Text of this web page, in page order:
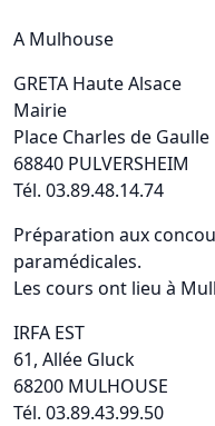
A Mulhouse
GRETA Haute Alsace
Mairie
Place Charles de Gaulle
68840 PULVERSHEIM
Tél. 03.89.48.14.74
Préparation aux
paramédicales.
Les cours ont lieu à
IRFA EST
61, Allée Gluck
68200 MULHOUSE
Tél. 03.89.43.99.50